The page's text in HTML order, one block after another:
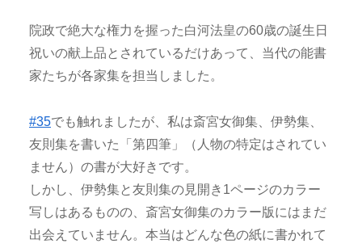
院政で絶大な権力を握った白河法皇の60歳の誕生日
祝いの献上品とされているだけあって、当代の能書
家たちが各家集を担当しました。
#35でも触れましたが、私は斎宮女御集、伊勢集、
友則集を書いた「第四筆」（人物の特定はされてい
ません）の書が大好きです。
しかし、伊勢集と友則集の見開き1ページのカラー
写しはあるものの、斎宮女御集のカラー版にはまだ
出会えていません。本当はどんな色の紙に書かれて